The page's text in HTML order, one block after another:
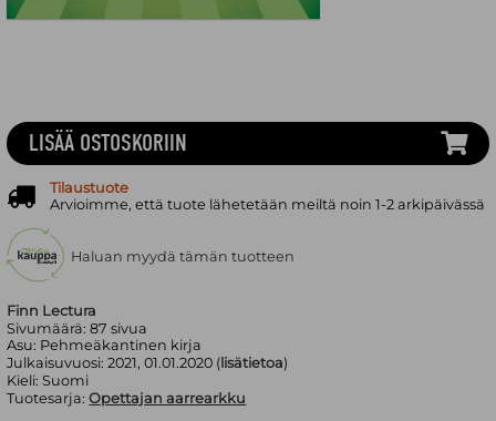
Finn Lectura
Sivumäärä:87 sivua
Asu: Pehmeäkantinen kirja
Julkaisuvuosi:2021, 01.01.2020 ( lisätietoa)
Kieli:Suomi
Tuotesarja: Opettajan aarrearkku
LISÄÄ OSTOSKORIIN
Tilaustuote
Arvioimme, että tuote lähetetään meiltä noin 1-2 arkipäivässä
Haluan myydä tämän tuotteen